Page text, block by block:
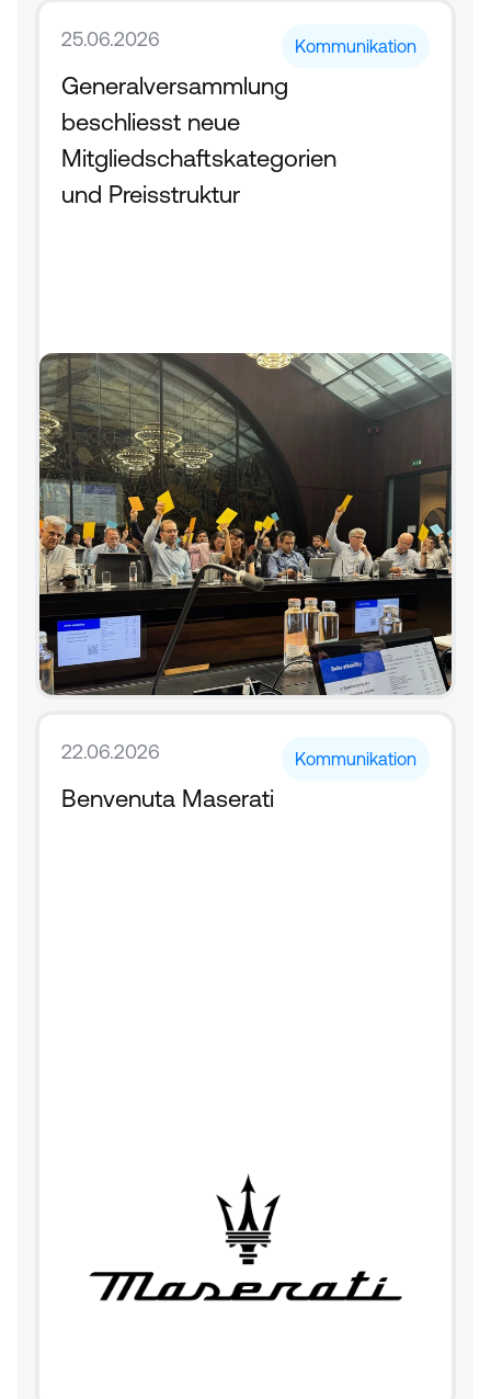
25.06.2026 Kommunikation
Generalversammlung
beschliesst neue
Mitgliedschaftskategorien
und Preisstruktur
22.06.2026 Kommunikation
Benvenuta Maserati